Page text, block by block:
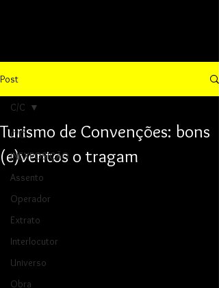
Post
C/C
INEXPOSIÇÃO
Assento
Operador
Extrato
Interlocutor
Universo
Obra
C/C
Turismo de Convenções: bons
(e)ventos o tragam